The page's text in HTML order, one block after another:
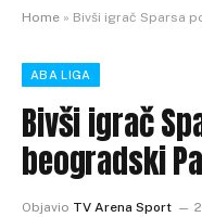
Home » Bivši igrač Sparsa
ABA LIGA
Bivši igrač
beogradski
Objavio TV Arena Sport